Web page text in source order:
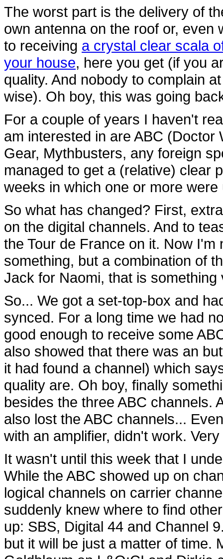
The worst part is the delivery of
own antenna on the roof or, even
to receiving a crystal clear scala
your house, here you get (if you
quality. And nobody to complain
wise). Oh boy, this was going
For a couple of years I haven't
am interested in are ABC
Gear, Mythbusters, any foreign
managed to get a (relative) clear
weeks in which one or more
So what has changed? First,
on the digital channels. And to
the Tour de France on it. Now
something, but a combination of
Jack for Naomi, that is
So... We got a set-top-box and
synced. For a long time we had
good enough to receive some
also showed that there was an
it had found a channel) which
quality are. Oh boy, finally
besides the three ABC channels.
also lost the ABC channels...
with an amplifier, didn't work.
It wasn't until this week that I
While the ABC showed up on
logical channels on carrier
suddenly knew where to find
up: SBS, Digital 44 and Channel
but it will be just a matter of time.